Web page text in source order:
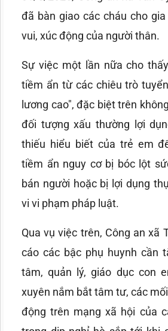
đã bàn giao các cháu cho
vui, xúc động của người thân.
Sự việc một lần nữa cho
tiềm ẩn từ các chiêu trò
lương cao", đặc biệt trên
đối tượng xấu thường lợi
thiếu hiểu biết của trẻ em
tiềm ẩn nguy cơ bị bóc lột
bán người hoặc bị lợi dụng
vi vi phạm pháp luật.
Qua vụ việc trên, Công an xã
cáo các bậc phụ huynh cần
tâm, quản lý, giáo dục con
xuyên nắm bắt tâm tư, các
động trên mạng xã hội của